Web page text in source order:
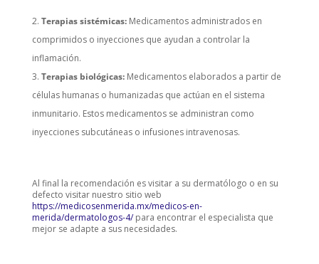
Terapias sistémicas:Medicamentos administrados en
comprimidos o inyecciones que ayudan a controlar la
inflamación.
Terapias biológicas:Medicamentos elaborados a partir de
células humanas o humanizadas que actúan en el sistema
inmunitario. Estos medicamentos se administran como
inyecciones subcutáneas o infusiones intravenosas.
Al final la recomendación es visitar a su dermatólogo o en su
defecto visitar nuestro sitio web
https://medicosenmerida.mx/medicos-en-
merida/dermatologos-4/para encontrar el especialista que
mejor se adapte a sus necesidades.